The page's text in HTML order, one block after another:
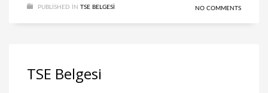
PUBLISHED IN TSE BELGESI NO COMMENTS
TSE Belgesi